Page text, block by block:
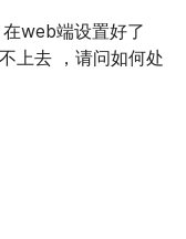
web端设置好了
上去 ，请问如何处